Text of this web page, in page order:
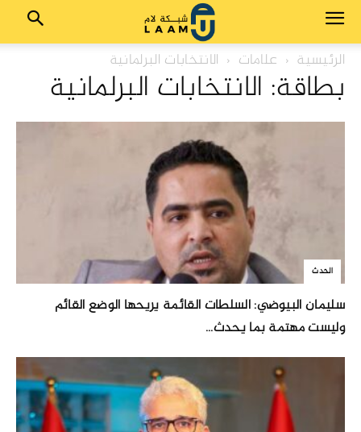
الرئيسية علامات الانتخابات البرلمانية
بطاقة: الانتخابات البرلمانية
الحدث
سليمان البيوضي: السلطات القائمة يريحها الوضع القائم
وليست مهتمة بما يحدث...